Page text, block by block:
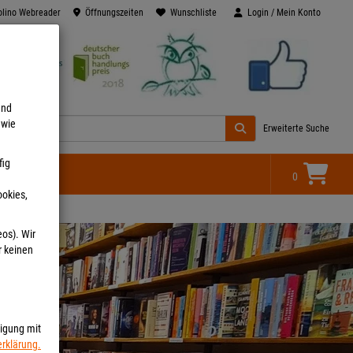
Wir
keinen
mit
Webreader Öffnungszeiten Wunschliste Login / Mein Konto
Erweiterte Suche
0